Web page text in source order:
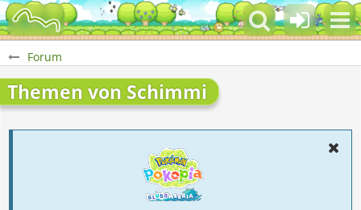
Forum
Themen von Schimmi